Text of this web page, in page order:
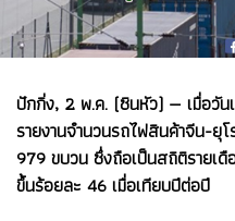
ปักกิ่ง, 2 พ.ค. (ซินหัว) — เมื่อวัน
รายงานจำนวนรถไฟสินค้าจีน-ยุ
979 ขบวน ซึ่งถือเป็นสถิติรายเ
ขึ้นร้อยละ 46 เมื่อเทียบปีต่อปี